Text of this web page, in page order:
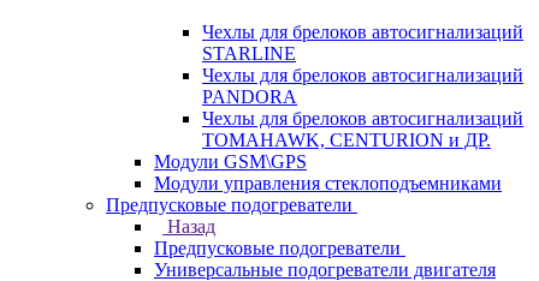
Чехлы для брелоков автосигнализаций
STARLINE
Чехлы для брелоков автосигнализаций
PANDORA
Чехлы для брелоков автосигнализаций
TOMAHAWK, CENTURION и ДР.
Модули GSM\GPS
Модули управления стеклоподъемниками
Предпусковые подогреватели
Назад
Предпусковые подогреватели
Универсальные подогреватели двигателя